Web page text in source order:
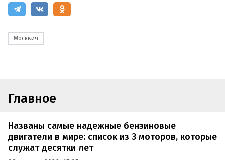
Москвич
Главное
Названы самые надежные бензиновые
двигатели в мире: список из 3 моторов, которые
служат десятки лет